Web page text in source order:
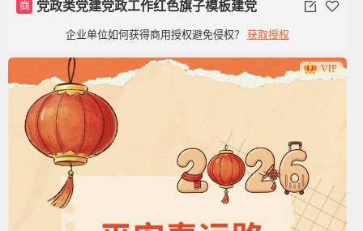
商 党政类党建党政工作红色旗子模板建党
企业单位如何获得商用授权避免侵权？ 获取授权
VIP